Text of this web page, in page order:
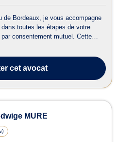
de Bordeaux, je vous accompagne
toutes les étapes de votre
consentement mutuel. Cette
de s’accorder sur les
cet avocat
MURE
)